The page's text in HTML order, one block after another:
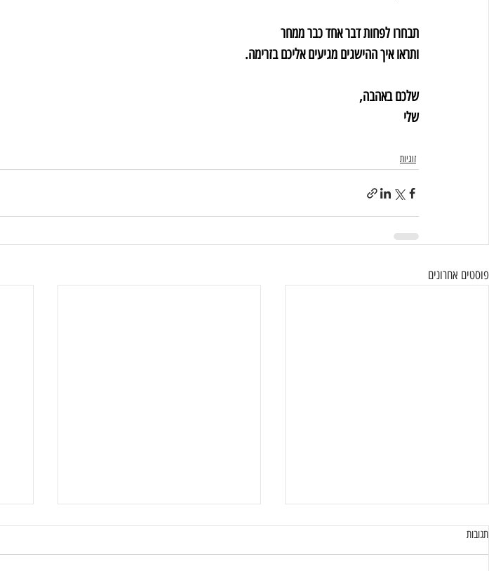
תבחרו לפחות דבר אחד כבר ממחר
ותראו איך ההישגים מגיעים אליכם בזרימה.
שלכם באהבה,
שלי
זוגיות
פוסטים אחרונים
תגובות